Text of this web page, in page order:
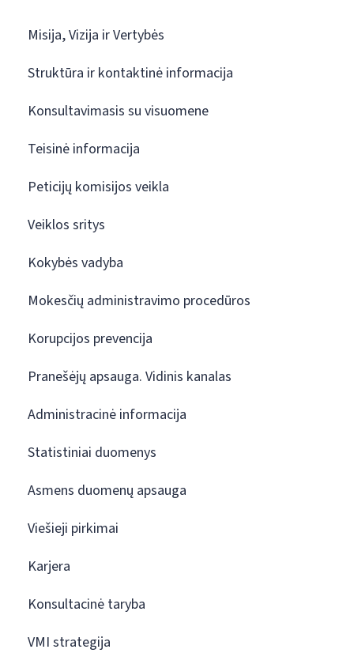
Misija, Vizija ir Vertybės
Struktūra ir kontaktinė informacija
Konsultavimasis su visuomene
Teisinė informacija
Peticijų komisijos veikla
Veiklos sritys
Kokybės vadyba
Mokesčių administravimo procedūros
Korupcijos prevencija
Pranešėjų apsauga. Vidinis kanalas
Administracinė informacija
Statistiniai duomenys
Asmens duomenų apsauga
Viešieji pirkimai
Karjera
Konsultacinė taryba
VMI strategija